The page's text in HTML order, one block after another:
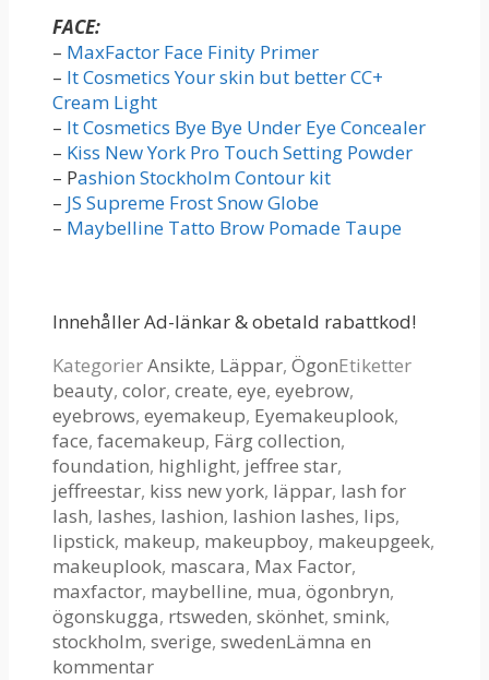
FACE:
– MaxFactor Face Finity Primer
– It Cosmetics Your skin but better CC+
Cream Light
– It Cosmetics Bye Bye Under Eye Concealer
– Kiss New York Pro Touch Setting Powder
– Pashion Stockholm Contour kit
– JS Supreme Frost Snow Globe
– Maybelline Tatto Brow Pomade Taupe
Innehåller Ad-länkar & obetald rabattkod!
KategorierAnsikte, Läppar, ÖgonEtiketter
beauty, color, create, eye, eyebrow,
eyebrows, eyemakeup, Eyemakeuplook,
face, facemakeup, Färg collection,
foundation, highlight, jeffree star,
jeffreestar, kiss new york, läppar, lash for
lash, lashes, lashion, lashion lashes, lips,
lipstick, makeup, makeupboy, makeupgeek,
makeuplook, mascara, Max Factor,
maxfactor, maybelline, mua, ögonbryn,
ögonskugga, rtsweden, skönhet, smink,
stockholm, sverige, swedenLämna en
kommentar